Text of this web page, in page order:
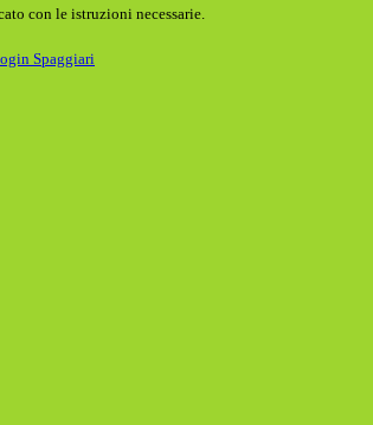
con le istruzioni necessarie.
Spaggiari